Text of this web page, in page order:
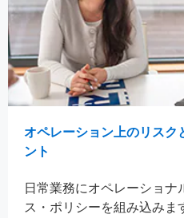
オペレーション上のリスク
ント
日常業務にオペレーショ
ス・ポリシーを組み込みま